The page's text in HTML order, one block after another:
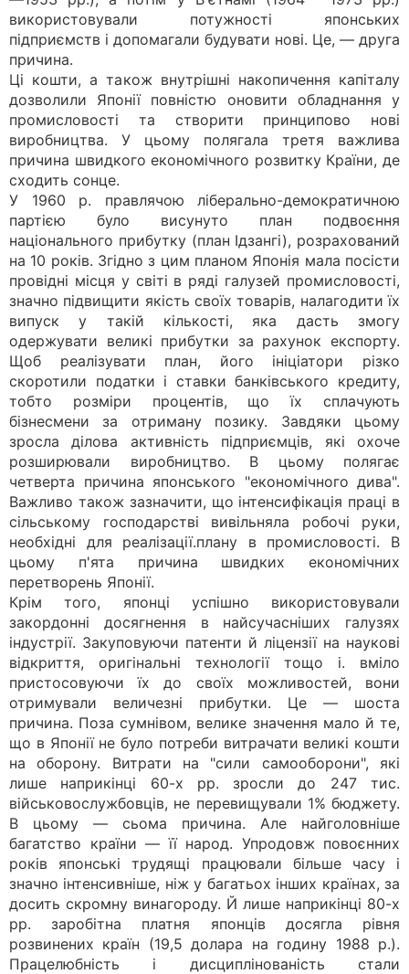
використовували потужності японських
підприємств і допомагали будувати нові. Це, — друга
причина.
Ці кошти, а також внутрішні накопичення капіталу
дозволили Японії повністю оновити обладнання у
промисловості та створити принципово нові
виробництва. У цьому полягала третя важлива
причина швидкого економічного розвитку Країни, де
сходить сонце.
У 1960 р. правлячою ліберально-демократичною
партією було висунуто план подвоєння
національного прибутку (план Ідзангі), розрахований
на 10 років. Згідно з цим планом Японія мала посісти
провідні місця у світі в ряді галузей промисловості,
значно підвищити якість своїх товарів, налагодити їх
випуск у такій кількості, яка дасть змогу
одержувати великі прибутки за рахунок експорту.
Щоб реалізувати план, його ініціатори різко
скоротили податки і ставки банківського кредиту,
тобто розміри процентів, що їх сплачують
бізнесмени за отриману позику. Завдяки цьому
зросла ділова активність підприємців, які охоче
розширювали виробництво. В цьому полягає
четверта причина японського "економічного дива".
Важливо також зазначити, що інтенсифікація праці в
сільському господарстві вивільняла робочі руки,
необхідні для реалізації.плану в промисловості. В
цьому п'ята причина швидких економічних
перетворень Японії.
Крім того, японці успішно використовували
закордонні досягнення в найсучасніших галузях
індустрії. Закуповуючи патенти й ліцензії на наукові
відкриття, оригінальні технології тощо і. вміло
пристосовуючи їх до своїх можливостей, вони
отримували величезні прибутки. Це — шоста
причина. Поза сумнівом, велике значення мало й те,
що в Японії не було потреби витрачати великі кошти
на оборону. Витрати на "сили самооборони", які
лише наприкінці 60-х рр. зросли до 247 тис.
військовослужбовців, не перевищували 1% бюджету.
В цьому — сьома причина. Але найголовніше
багатство країни — її народ. Упродовж повоєнних
років японські трудящі працювали більше часу і
значно інтенсивніше, ніж у багатьох інших країнах, за
досить скромну винагороду. Й лише наприкінці 80-х
рр. заробітна платня японців досягла рівня
розвинених країн (19,5 долара на годину 1988 р.).
Працелюбність і дисциплінованість стали